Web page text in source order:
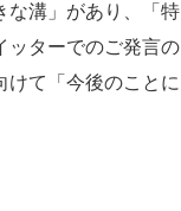
な溝」があり、「特
ッターでのご発言の
けて「今後のことに